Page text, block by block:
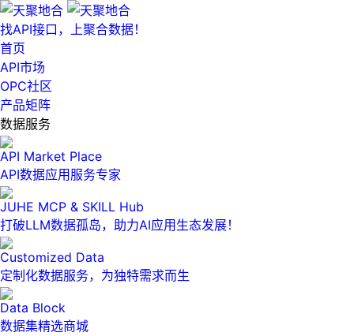
找API接口，上聚合数据！
首页
API市场
OPC社区
产品矩阵
数据服务
API Market Place
API数据应用服务专家
JUHE MCP & SKILL Hub
打破LLM数据孤岛，助力AI应用生态发展！
Customized Data
定制化数据服务，为独特需求而生
Data Block
数据集精选商城